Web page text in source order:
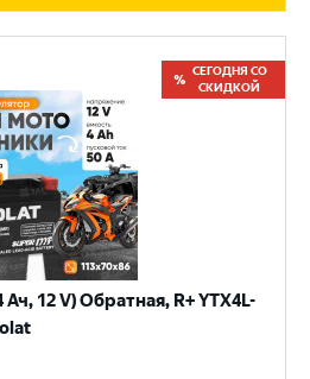
СЕГОДНЯ СО
СКИДКОЙ
12 V) Обратная, R+ YTX4L-